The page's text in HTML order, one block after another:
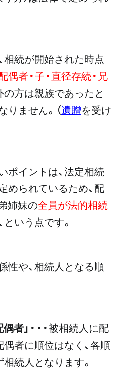
相続が開始された時点
偶者・子・直径存続・兄
の方は親族であったと
りません。（遺贈を受け
ポイントは、法定相続
められているため、配
姉妹の全員が法的相続
という点です。
性や、相続人となる順
者」 ・・・被相続人に配
者に順位はなく、各順
続人となります。